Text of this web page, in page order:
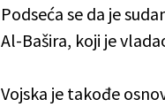
Podseća se da je
Al-Bašira, koji je
Vojska je takođe